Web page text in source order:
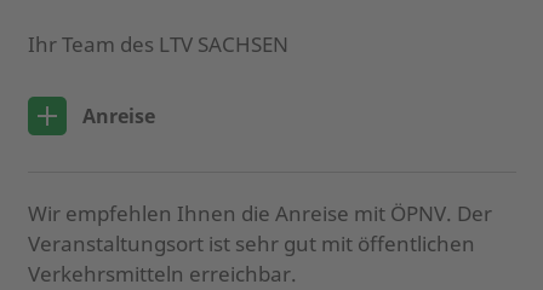
Ihr Team des LTV SACHSEN
Anreise
Wir empfehlen Ihnen die Anreise mit ÖPNV. Der
Veranstaltungsort ist sehr gut mit öffentlichen
Verkehrsmitteln erreichbar.